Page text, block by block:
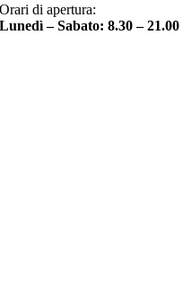
Orari di apertura:
Lunedì – Sabato: 8.30 – 21.00